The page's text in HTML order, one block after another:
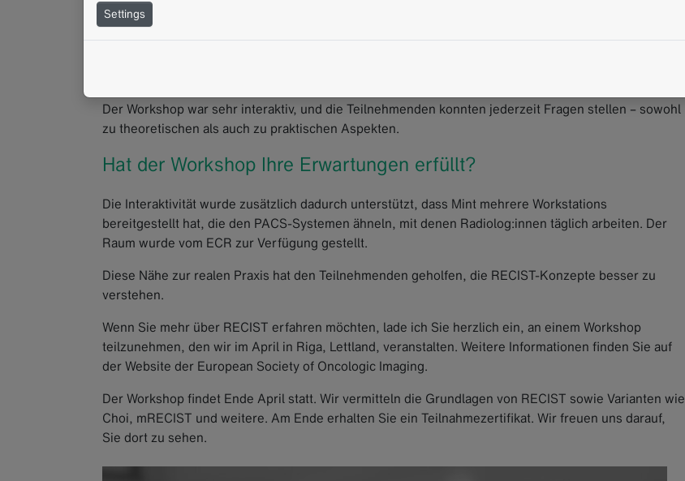
RECIST kann insbesondere für Einsteiger:innen schwer verständlich sein. Deshalb war der
Der Workshop war sehr interaktiv, und die Teilnehmenden konnten jederzeit Fragen stellen – sowohl
zu theoretischen als auch zu praktischen Aspekten.
Hat der Workshop Ihre Erwartungen erfüllt?
Die Interaktivität wurde zusätzlich dadurch unterstützt, dass Mint mehrere Workstations
bereitgestellt hat, die den PACS-Systemen ähneln, mit denen Radiolog:innen täglich arbeiten. Der
Raum wurde vom ECR zur Verfügung gestellt.
Diese Nähe zur realen Praxis hat den Teilnehmenden geholfen, die RECIST-Konzepte besser zu
verstehen.
Wenn Sie mehr über RECIST erfahren möchten, lade ich Sie herzlich ein, an einem Workshop
teilzunehmen, den wir im April in Riga, Lettland, veranstalten. Weitere Informationen finden Sie auf
der Website der European Society of Oncologic Imaging.
Der Workshop findet Ende April statt. Wir vermitteln die Grundlagen von RECIST sowie Varianten wie
Choi, mRECIST und weitere. Am Ende erhalten Sie ein Teilnahmezertifikat. Wir freuen uns darauf,
Sie dort zu sehen.
Settings